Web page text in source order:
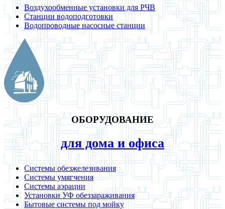
Воздухообменные установки для РЧВ
Станции водоподготовки
Водопроводные насосные станции
ОБОРУДОВАНИЕ
для дома и офиса
Системы обезжелезивания
Системы умягчения
Системы аэрации
Установки УФ обеззараживания
Бытовые системы под мойку